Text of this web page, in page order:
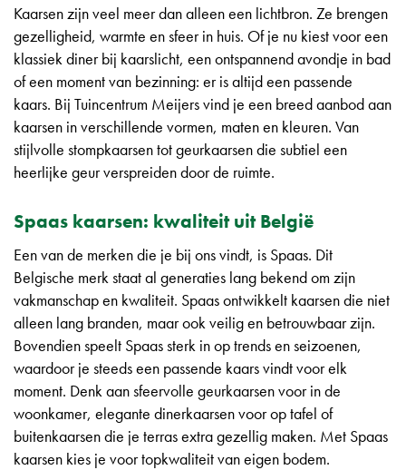
Kaarsen zijn veel meer dan alleen een lichtbron. Ze brengen
gezelligheid, warmte en sfeer in huis. Of je nu kiest voor een
klassiek diner bij kaarslicht, een ontspannend avondje in bad
of een moment van bezinning: er is altijd een passende
kaars. Bij Tuincentrum Meijers vind je een breed aanbod aan
kaarsen in verschillende vormen, maten en kleuren. Van
stijlvolle stompkaarsen tot geurkaarsen die subtiel een
heerlijke geur verspreiden door de ruimte.
Spaas kaarsen: kwaliteit uit België
Een van de merken die je bij ons vindt, is Spaas. Dit
Belgische merk staat al generaties lang bekend om zijn
vakmanschap en kwaliteit. Spaas ontwikkelt kaarsen die niet
alleen lang branden, maar ook veilig en betrouwbaar zijn.
Bovendien speelt Spaas sterk in op trends en seizoenen,
waardoor je steeds een passende kaars vindt voor elk
moment. Denk aan sfeervolle geurkaarsen voor in de
woonkamer, elegante dinerkaarsen voor op tafel of
buitenkaarsen die je terras extra gezellig maken. Met Spaas
kaarsen kies je voor topkwaliteit van eigen bodem.